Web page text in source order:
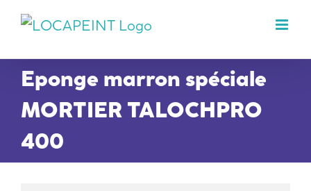
Passer
contenu
Eponge marron spéciale
MORTIER TALOCHPRO
400